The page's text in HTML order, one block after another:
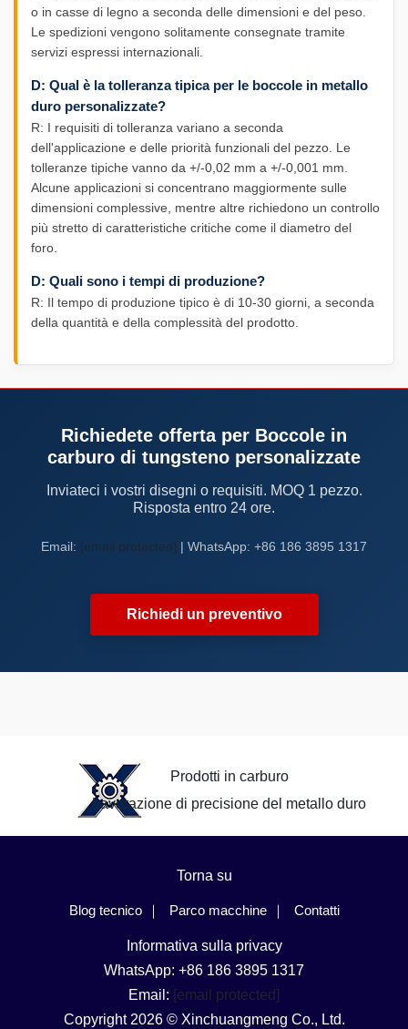
o in casse di legno a seconda delle dimensioni e del peso.
Le spedizioni vengono solitamente consegnate tramite
servizi espressi internazionali.
D: Qual è la tolleranza tipica per le boccole in metallo
duro personalizzate?
R: I requisiti di tolleranza variano a seconda
dell'applicazione e delle priorità funzionali del pezzo. Le
tolleranze tipiche vanno da +/-0,02 mm a +/-0,001 mm.
Alcune applicazioni si concentrano maggiormente sulle
dimensioni complessive, mentre altre richiedono un controllo
più stretto di caratteristiche critiche come il diametro del
foro.
D: Quali sono i tempi di produzione?
R: Il tempo di produzione tipico è di 10-30 giorni, a seconda
della quantità e della complessità del prodotto.
Richiedete offerta per Boccole in
carburo di tungsteno personalizzate
Inviateci i vostri disegni o requisiti. MOQ 1 pezzo.
Risposta entro 24 ore.
Email: [email protected] | WhatsApp: +86 186 3895 1317
Richiedi un preventivo
Prodotti in carburo
Lavorazione di precisione del metallo duro
Torna su
Blog tecnico Parco macchine Contatti
Informativa sulla privacy
WhatsApp: +86 186 3895 1317
Email: [email protected]
Copyright 2026 © Xinchuangmeng Co., Ltd.